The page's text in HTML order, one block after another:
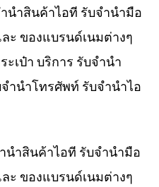
นำสินค้าไอที รับจำนำมือ
ะ ของแบรนด์เนมต่างๆ
เป๋า บริการ รับจำนำ
ำนำโทรศัพท์ รับจำนำไอ
นำสินค้าไอที รับจำนำมือ
ะ ของแบรนด์เนมต่างๆ